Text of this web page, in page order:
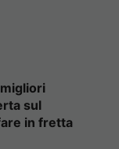
sul
in fretta